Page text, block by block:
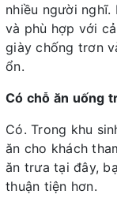
nhiều người
và phù hợp với
giày chống trơn
ổn.
Có chỗ ăn uống
Có. Trong khu
ăn cho khách
ăn trưa tại đây,
thuận tiện hơn.